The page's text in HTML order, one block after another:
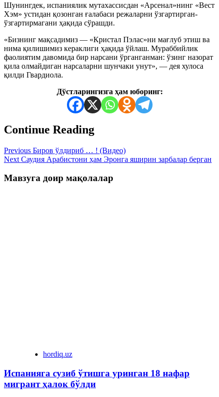
Шунингдек, испаниялик мутахассисдан «Арсенал»нинг «Вест
Хэм» устидан қозонган ғалабаси режаларни ўзгартирган-
ўзгартирмагани ҳақида сўрашди.
«Бизнинг мақсадимиз — «Кристал Пэлас»ни мағлуб этиш ва
нима қилишимиз кераклиги ҳақида ўйлаш. Мураббийлик
фаолиятим давомида бир нарсани ўрганганман: ўзинг назорат
қила олмайдиган нарсаларни шунчаки унут», — дея хулоса
қилди Гвардиола.
Дўстларингизга ҳам юборинг:
Continue Reading
Previous Биров ўлдириб … ! (Видео)
Next Саудия Арабистони ҳам Эронга яширин зарбалар берган
Мавзуга доир мақолалар
hordiq.uz
Испанияга сузиб ўтишга уринган 18 нафар
мигрант ҳалок бўлди